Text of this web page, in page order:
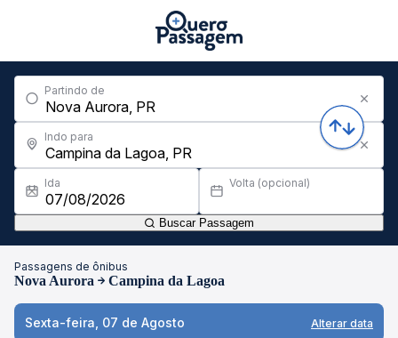
Partindo de
Indo para
Ida Volta (opcional)
Buscar Passagem
Passagens de ônibus
Nova Aurora Campina da Lagoa
Sexta-feira, 07 de Agosto Alterar data